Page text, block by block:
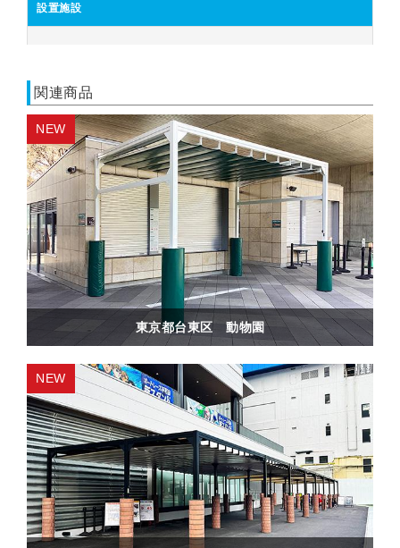
設置施設
関連商品
東京都台東区 動物園